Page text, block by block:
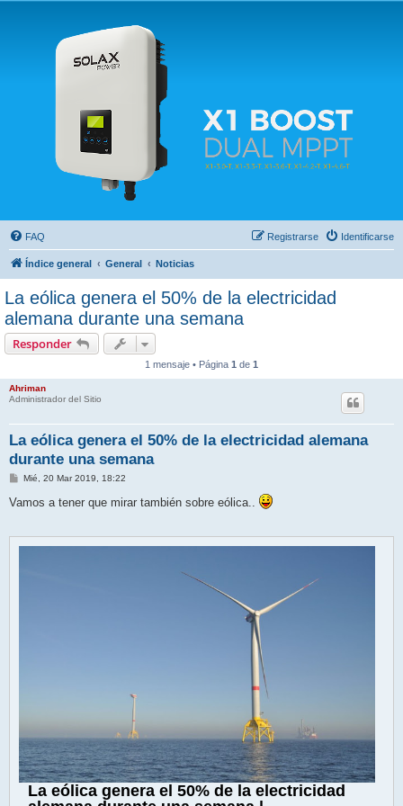
Solax FAQ
Lugar para intercambiar dudas sobre inversores solares Solax y temas relacionados.
FAQ Identificarse
Registrarse
Índice general General Noticias
La eólica genera el 50% de la electricidad
alemana durante una semana
Responder
1 mensaje • Página 1 de 1
Ahriman
Administrador del Sitio
La eólica genera el 50% de la electricidad alemana
durante una semana
M
n
s
Mié, 20 Mar 2019, 18:22
Vamos a tener que mirar también sobre eólica..
La eólica genera el 50% de la electricidad